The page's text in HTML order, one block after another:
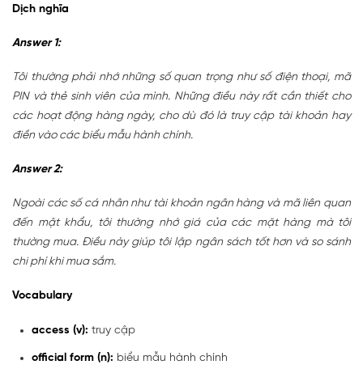
Dịch nghĩa
Answer 1:
Tôi thường phải nhớ những số quan trọng như số điện thoại, mã
PIN và thẻ sinh viên của mình. Những điều này rất cần thiết cho
các hoạt động hàng ngày, cho dù đó là truy cập tài khoản hay
điền vào các biểu mẫu hành chính.
Answer 2:
Ngoài các số cá nhân như tài khoản ngân hàng và mã liên quan
đến mật khẩu, tôi thường nhớ giá của các mặt hàng mà tôi
thường mua. Điều này giúp tôi lập ngân sách tốt hơn và so sánh
chi phí khi mua sắm.
Vocabulary
access (v): truy cập
official form (n): biểu mẫu hành chính